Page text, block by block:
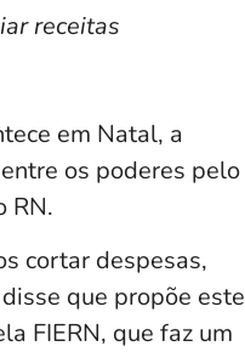
receitas
em Natal, a
os poderes pelo
RN.
cortar despesas,
que propõe este
FIERN, que faz um